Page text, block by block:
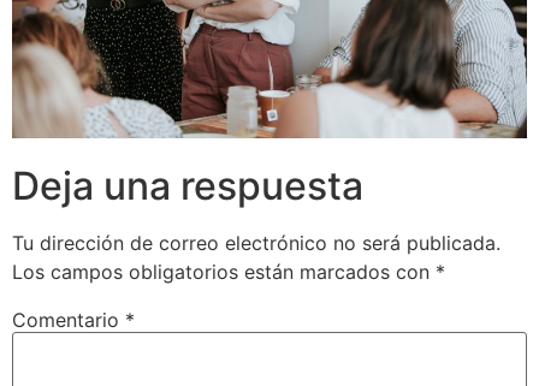
Deja una respuesta
Tu dirección de correo electrónico no será publicada.
Los campos obligatorios están marcados con *
Comentario *